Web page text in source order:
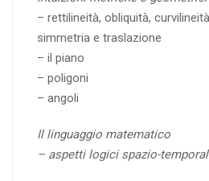
– rettilineità, obliquità,
simmetria e traslazione
– il piano
– poligoni
– angoli
Il linguaggio matematico
– aspetti logici spazio-